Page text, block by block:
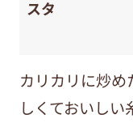
スタ
カリカリに炒
しくておいし